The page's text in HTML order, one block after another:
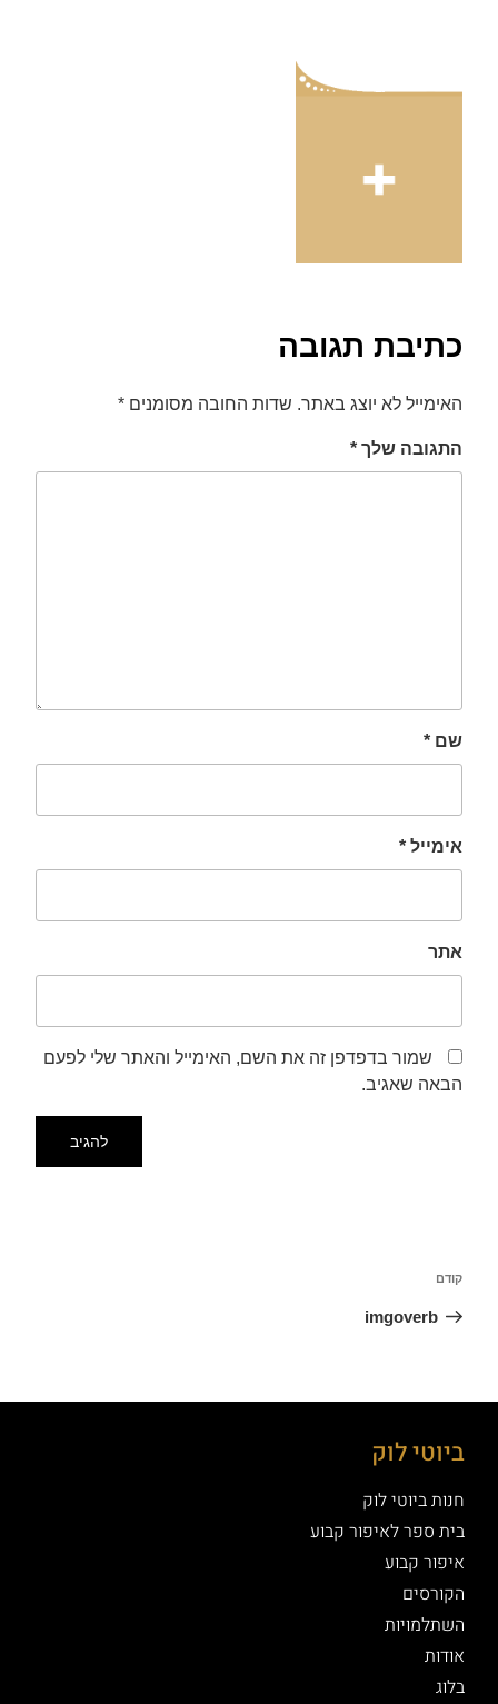
כתיבת תגובה
האימייל לא יוצג באתר. שדות החובה מסומנים *
התגובה שלך *
שם *
אימייל *
אתר
שמור בדפדפן זה את השם, האימייל והאתר שלי לפעם
הבאה שאגיב.
קודם
imgoverb
ביוטי לוק
חנות ביוטי לוק
בית ספר לאיפור קבוע
איפור קבוע
הקורסים
השתלמויות
אודות
בלוג